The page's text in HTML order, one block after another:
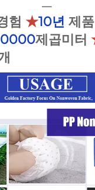
—
험 ★10년 제
제곱미터